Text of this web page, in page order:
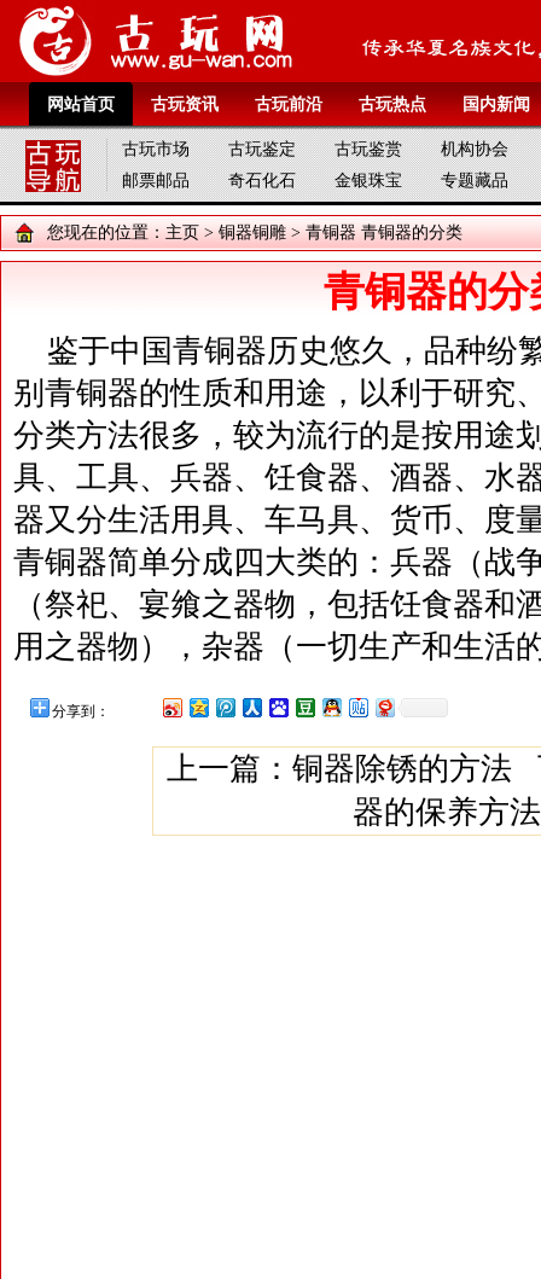
网站首页 古玩资讯 古玩前沿 古玩热点 国内新闻
古玩市场 古玩鉴定 古玩鉴赏
机构协会
邮票邮品
奇石化石 金银珠宝 专题藏品
您现在的位置： 主页 > 铜器铜雕 > 青铜器 青铜器的分类
青铜器的分
鉴于中国青铜器历史悠久，品种纷
别青铜器的性质和用途，以利于研究
分类方法很多，较为流行的是按用途
具、工具、兵器、饪食器、酒器、水
器又分生活用具、车马具、货币、度
青铜器简单分成四大类的：兵器（战
（祭祀、宴飨之器物，包括饪食器和
用之器物），杂器（一切生产和生活
分享到：
上一篇：铜器除锈的方法
器的保养方法